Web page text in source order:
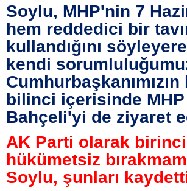
Soylu, MHP'nin 7
hem reddedici bir
kullandığını
kendi
bilinci içerisinde
Bahçeli'yi de ziyaret
AK Parti olarak
hükümetsiz
Soylu, şunları